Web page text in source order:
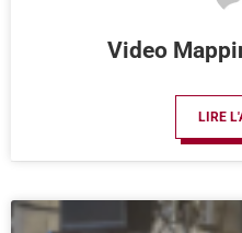
Video
LIRE